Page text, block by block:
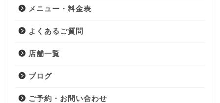
メニュー・料金表
よくあるご質問
店舗一覧
ブログ
ご予約・お問い合わせ